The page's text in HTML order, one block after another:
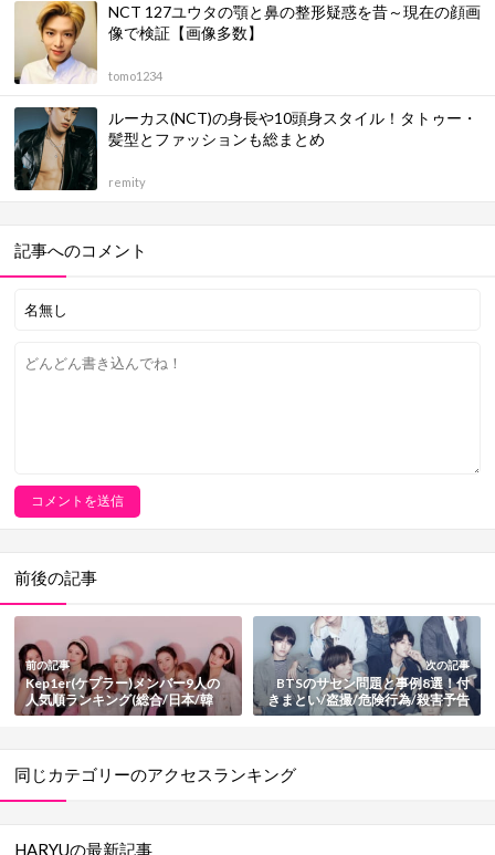
NCT 127ユウタの顎と鼻の整形疑惑を昔～現在の顔画
像で検証【画像多数】
tomo1234
ルーカス(NCT)の身長や10頭身スタイル！タトゥー・
髪型とファッションも総まとめ
remity
記事へのコメント
前後の記事
前の記事
Kep1er(ケプラー)メンバー9人の
人気順ランキング(総合/日本/韓
国)！カラーや身長などプロフィー
次の記事
BTSのサセン問題と事例8選！付
きまとい/盗撮/危険行為/殺害予告
など総まとめ
同じカテゴリーのアクセスランキング
HARYUの最新記事